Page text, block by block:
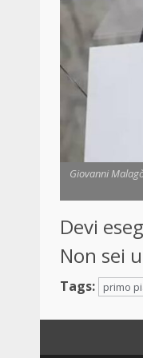
Giovanni
Devi
Non sei
Tags: primo